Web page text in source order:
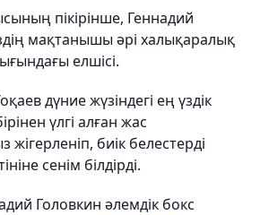
пікірінше, Геннадий
мақтанышы әрі халықаралық
елшісі.
дүние жүзіндегі ең үздік
үлгі алған жас
биік белестерді
сенім білдірді.
Головкин әлемдік бокс